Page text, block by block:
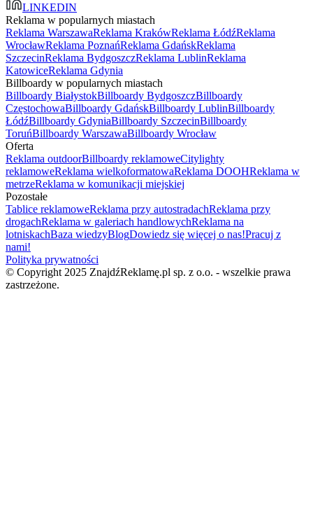
LINKEDIN
Reklama w popularnych miastach
Reklama WarszawaReklama KrakówReklama ŁódźReklama
WrocławReklama PoznańReklama GdańskReklama
SzczecinReklama BydgoszczReklama LublinReklama
KatowiceReklama Gdynia
Billboardy w popularnych miastach
Billboardy BiałystokBillboardy BydgoszczBillboardy
CzęstochowaBillboardy GdańskBillboardy LublinBillboardy
ŁódźBillboardy GdyniaBillboardy SzczecinBillboardy
ToruńBillboardy WarszawaBillboardy Wrocław
Oferta
Reklama outdoorBillboardy reklamoweCitylighty
reklamoweReklama wielkoformatowaReklama DOOHReklama w
metrzeReklama w komunikacji miejskiej
Pozostałe
Tablice reklamoweReklama przy autostradachReklama przy
drogachReklama w galeriach handlowychReklama na
lotniskachBaza wiedzyBlogDowiedz się więcej o nas!Pracuj z
nami!
Polityka prywatności
© Copyright 2025 ZnajdźReklamę.pl sp. z o.o. - wszelkie prawa
zastrzeżone.